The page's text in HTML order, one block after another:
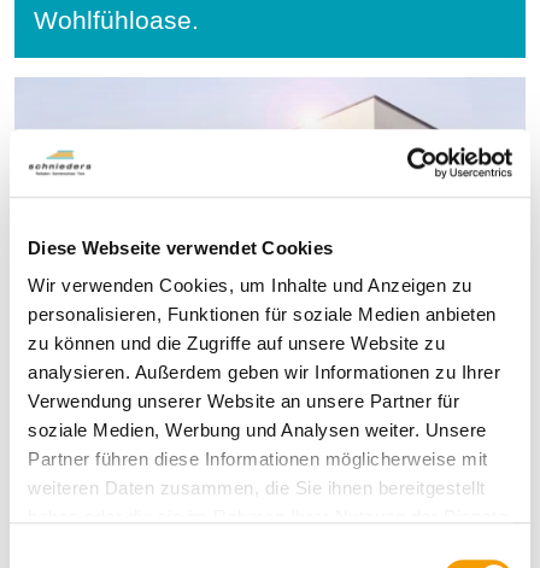
Diese Webseite verwendet Cookies
Wir verwenden Cookies, um Inhalte und Anzeigen zu
personalisieren, Funktionen für soziale Medien anbieten
zu können und die Zugriffe auf unsere Website zu
analysieren. Außerdem geben wir Informationen zu Ihrer
Verwendung unserer Website an unsere Partner für
soziale Medien, Werbung und Analysen weiter. Unsere
Partner führen diese Informationen möglicherweise mit
weiteren Daten zusammen, die Sie ihnen bereitgestellt
Wohlfühloase.